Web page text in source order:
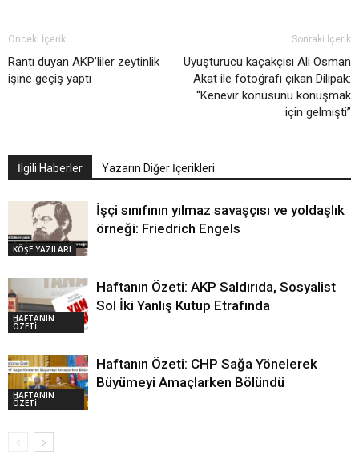
Önceki İçerik
Rantı duyan AKP’liler zeytinlik
işine geçiş yaptı
Sonraki İçerik
Uyuşturucu kaçakçısı Ali Osman
Akat ile fotoğrafı çıkan Dilipak:
“Kenevir konusunu konuşmak
için gelmişti”
İlgili Haberler Yazarın Diğer İçerikleri
KÖŞE YAZILARI
İşçi sınıfının yılmaz savaşçısı ve yoldaşlık
örneği: Friedrich Engels
HAFTANIN
ÖZETİ
Haftanın Özeti: AKP Saldırıda, Sosyalist
Sol İki Yanlış Kutup Etrafında
HAFTANIN
ÖZETİ
Haftanın Özeti: CHP Sağa Yönelerek
Büyümeyi Amaçlarken Bölündü